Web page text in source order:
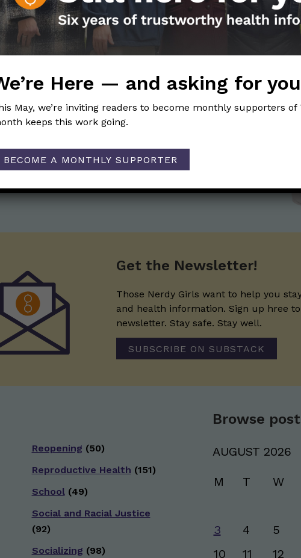
Merch
perfect gift for the Nerds in your life! Your
help financially support the science
mission of Those Nerdy Girls.
Get the Newsletter!
Those Nerdy Girls want to help you
and health information. Sign up hree
newsletter. Stay safe. Stay well.
SUBSCRIBE ON SUBSTACK
Reopening (50)
Reproductive Health (151)
School(49)
Social and Racial Justice
(92)
Socializing (98)
Browse
AUGUST 2026
M T W
3
4 5
10
11 12
Here — and asking for
May, we’re inviting readers to become monthly supporters of
keeps this work going.
BECOME A MONTHLY SUPPORTER